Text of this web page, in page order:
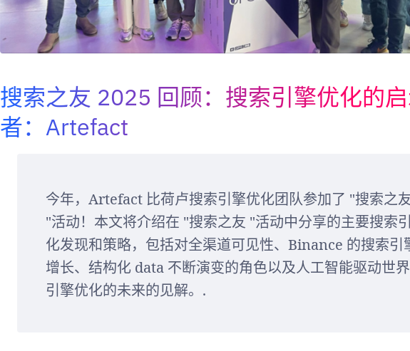
搜索之友 2025 回顾：搜索引擎优化的
者：Artefact
今年，Artefact 比荷卢搜索引擎优化团队参加了 "搜索之
"活动！本文将介绍在 "搜索之友 "活动中分享的主要搜索
化发现和策略，包括对全渠道可见性、Binance 的搜索引
增长、结构化 data 不断演变的角色以及人工智能驱动世
引擎优化的未来的见解。.